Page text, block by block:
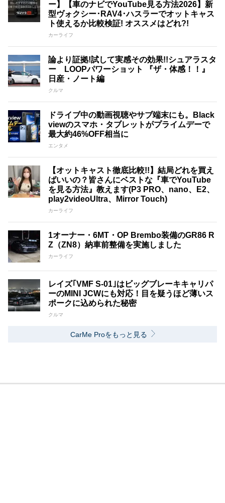
ー】【車のナビでYouTube見る方法2026】新
型ヴォクシー･RAV4･ハスラーでオットキャス
ト使えるか比較検証! オススメはどれ?!
カーライフ
論より証拠!試して実感その効果!!シュアラスタ
ー LOOPパワーショット 『ザ・体感！！』
日産・ノート編
クルマ
ドライブ中の動画視聴やサブ端末にも。Black
viewのスマホ・タブレットがプライムデーで
最大約46%OFF相当に
エンタメ
【オットキャスト徹底比較!!】結局どれを買え
ばいいの？皆さんにベストな『車でYouTube
を見る方法』教えます(P3 PRO、nano、E2、
play2videoUltra、Mirror Touch)
カーライフ
1オーナー・6MT・OP Brembo装備のGR86 R
Z（ZN8）納車前整備を実施しました
カーライフ
レイズ｢VMF S-01｣はビッグブレーキキャリパ
ーのMINI JCWにも対応！目を疑うほど薄いス
ポークに込められた秘密
クルマ
CarMe Proをもっと見る